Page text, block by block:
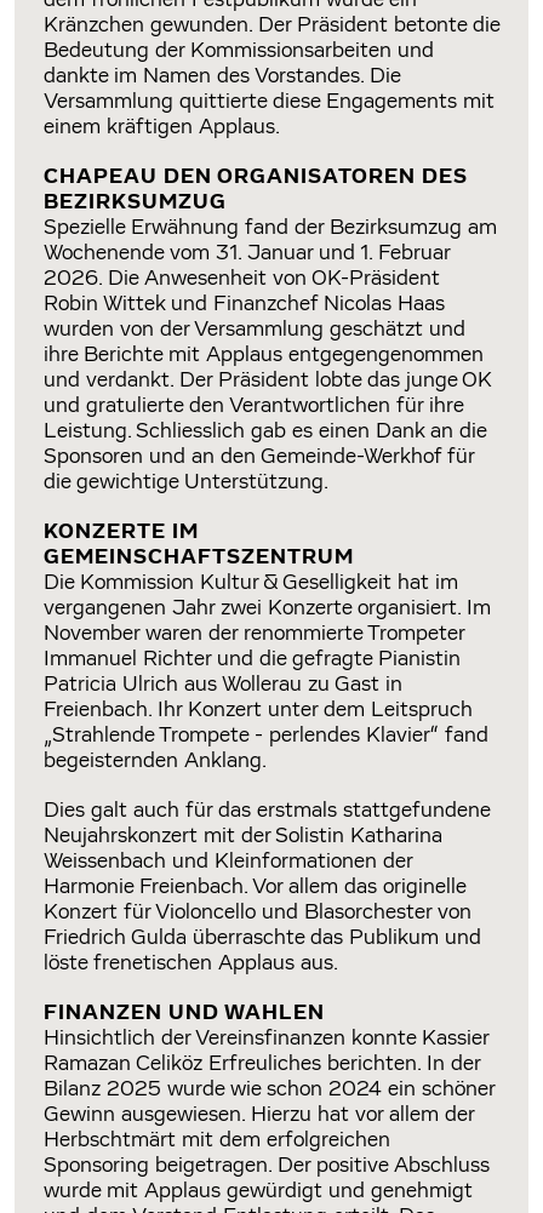
Kränzchen gewunden. Der Präsident betonte die
Bedeutung der Kommissionsarbeiten und
dankte im Namen des Vorstandes. Die
Versammlung quittierte diese Engagements mit
einem kräftigen Applaus.
CHAPEAU DEN ORGANISATOREN DES
BEZIRKSUMZUG
Spezielle Erwähnung fand der Bezirksumzug am
Wochenende vom 31. Januar und 1. Februar
2026. Die Anwesenheit von OK-Präsident
Robin Wittek und Finanzchef Nicolas Haas
wurden von der Versammlung geschätzt und
ihre Berichte mit Applaus entgegengenommen
und verdankt. Der Präsident lobte das junge OK
und gratulierte den Verantwortlichen für ihre
Leistung. Schliesslich gab es einen Dank an die
Sponsoren und an den Gemeinde-Werkhof für
die gewichtige Unterstützung.
KONZERTE IM
GEMEINSCHAFTSZENTRUM
Die Kommission Kultur & Geselligkeit hat im
vergangenen Jahr zwei Konzerte organisiert. Im
November waren der renommierte Trompeter
Immanuel Richter und die gefragte Pianistin
Patricia Ulrich aus Wollerau zu Gast in
Freienbach. Ihr Konzert unter dem Leitspruch
„Strahlende Trompete - perlendes Klavier“ fand
begeisternden Anklang.
Dies galt auch für das erstmals stattgefundene
Neujahrskonzert mit der Solistin Katharina
Weissenbach und Kleinformationen der
Harmonie Freienbach. Vor allem das originelle
Konzert für Violoncello und Blasorchester von
Friedrich Gulda überraschte das Publikum und
löste frenetischen Applaus aus.
FINANZEN UND WAHLEN
Hinsichtlich der Vereinsfinanzen konnte Kassier
Ramazan Celiköz Erfreuliches berichten. In der
Bilanz 2025 wurde wie schon 2024 ein schöner
Gewinn ausgewiesen. Hierzu hat vor allem der
Herbschtmärt mit dem erfolgreichen
Sponsoring beigetragen. Der positive Abschluss
wurde mit Applaus gewürdigt und genehmigt